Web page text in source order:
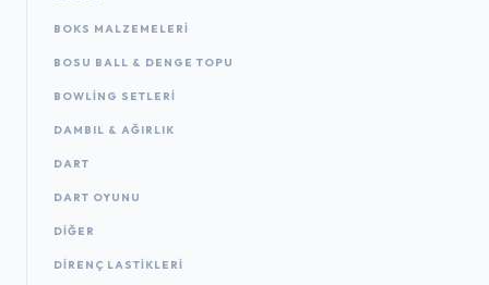
BOKS MALZEMELERI
BOSU BALL & DENGE TOPU
BOWLING SETLERI
DAMBIL & AĞIRLIK
DART
DART OYUNU
DIĞER
DIRENÇ LASTIKLERI